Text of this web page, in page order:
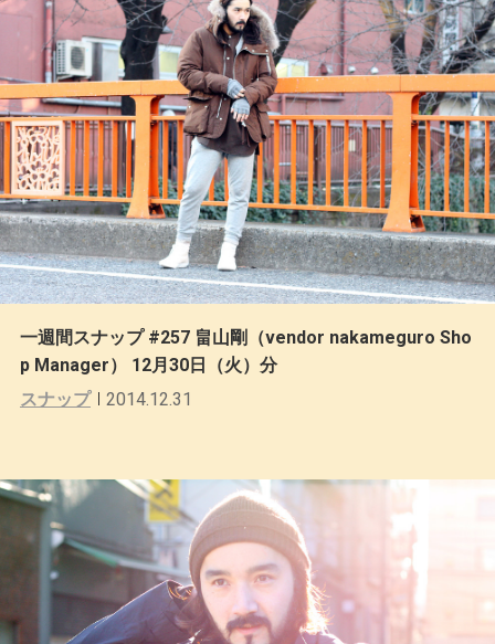
一週間スナップ #257 畠山剛（vendor nakameguro Sho
p Manager） 12月30日（火）分
スナップ
2014.12.31